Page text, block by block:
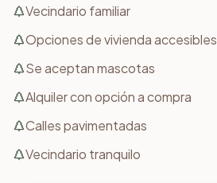
Vecindario familiar
Opciones de vivienda accesibles
Se aceptan mascotas
Alquiler con opción a compra
Calles pavimentadas
Vecindario tranquilo